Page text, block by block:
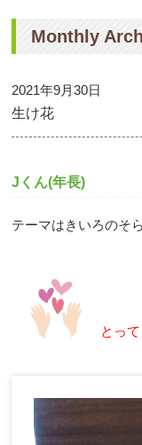
Monthly
2021年9月30日
生け花
Jくん(年長)
テーマはきいろのそ
とっ